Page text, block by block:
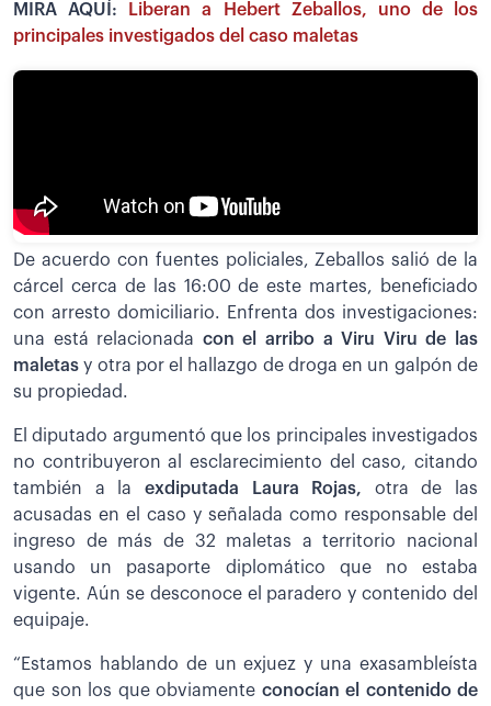
MIRA AQUÍ:
Liberan a Hebert Zeballos, uno de los
principales investigados del caso maletas
De acuerdo con fuentes policiales, Zeballos salió de la
cárcel cerca de las 16:00 de este martes, beneficiado
con arresto domiciliario. Enfrenta dos investigaciones:
una está relacionada con el arribo a Viru Viru de las
maletas y otra por el hallazgo de droga en un galpón de
su propiedad.
El diputado argumentó que los principales investigados
no contribuyeron al esclarecimiento del caso, citando
también a la exdiputada Laura Rojas, otra de las
acusadas en el caso y señalada como responsable del
ingreso de más de 32 maletas a territorio nacional
usando un pasaporte diplomático que no estaba
vigente. Aún se desconoce el paradero y contenido del
equipaje.
“Estamos hablando de un exjuez y una exasambleísta
que son los que obviamente conocían el contenido de